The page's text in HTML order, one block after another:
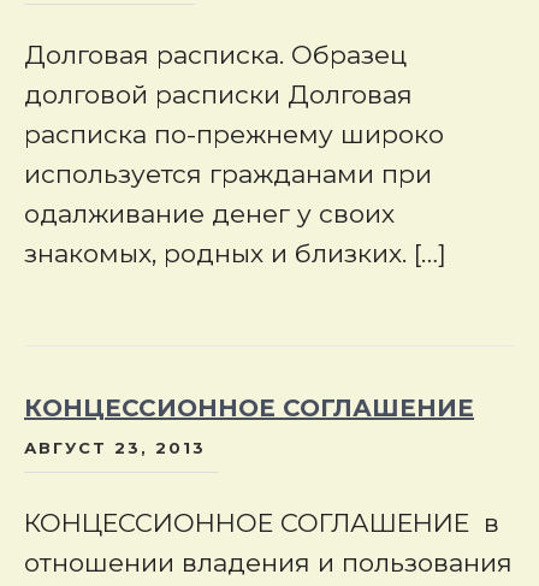
Долговая расписка. Образец
долговой расписки Долговая
расписка по-прежнему широко
используется гражданами при
одалживание денег у своих
знакомых, родных и близких. […]
КОНЦЕССИОННОЕ СОГЛАШЕНИЕ
АВГУСТ 23, 2013
КОНЦЕССИОННОЕ СОГЛАШЕНИЕ в
отношении владения и пользования